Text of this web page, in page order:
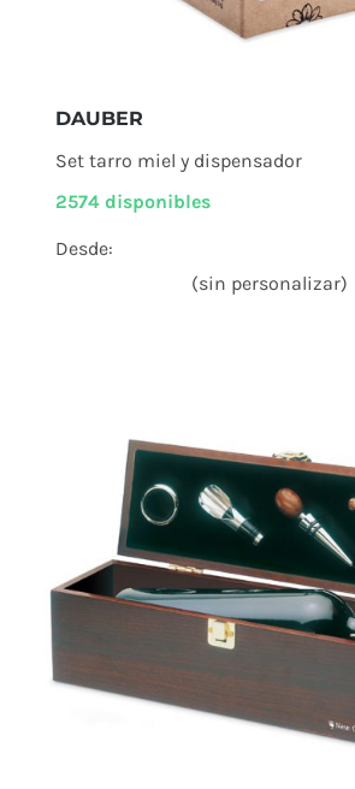
DAUBER
Set tarro miel y dispensador
2574 disponibles
Desde:
(sin personalizar)